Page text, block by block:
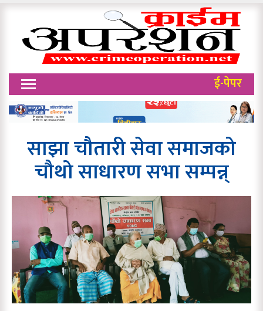
ई-पेपर
साझा चौतारी सेवा समाजको
चौथो साधारण सभा सम्पन्न्